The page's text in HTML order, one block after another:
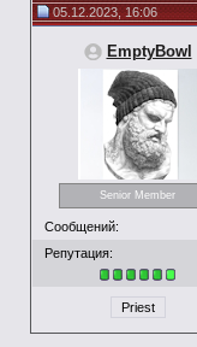
05.12.2023, 16:06
EmptyBowl
Senior Member
Сообщений:
Репутация:
Priest